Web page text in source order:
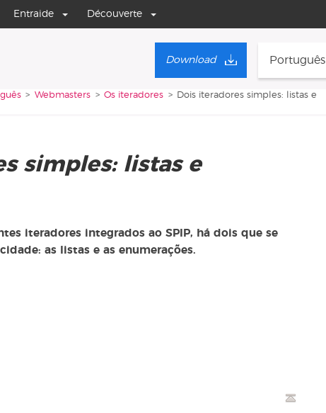
Entraide Découverte
Português
Download
Webmasters Os iteradores
Dois iteradores simples: listas e
simples: listas e
iteradores integrados ao SPIP, há dois que se
as listas e as enumerações.